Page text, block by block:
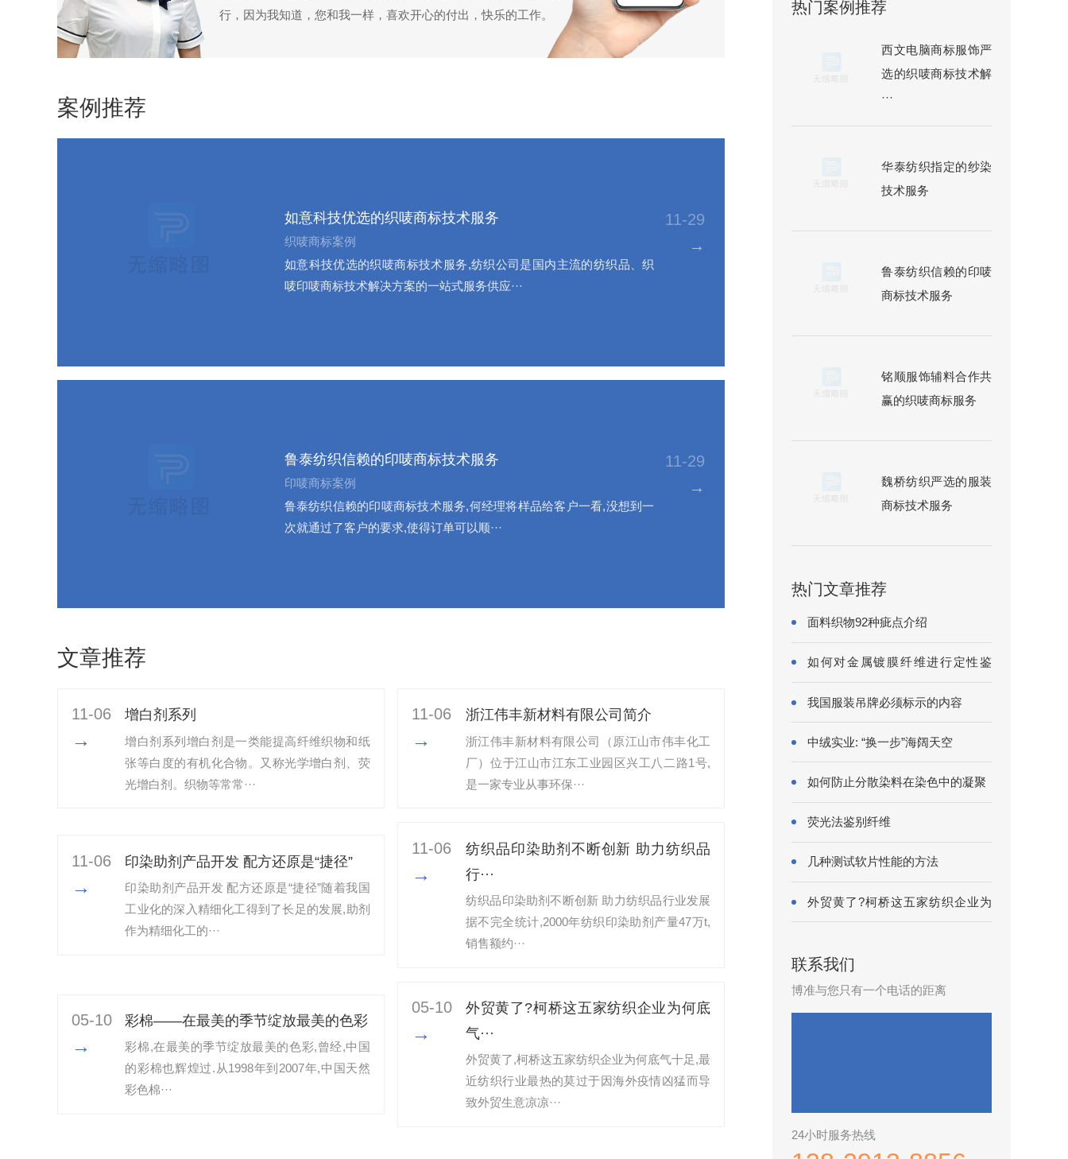
行，因为我知道，您和我一样，喜欢开心的付出，快乐的工作。
案例推荐
如意科技优选的织唛商标技术服务
织唛商标案例
如意科技优选的织唛商标技术服务,纺织公司是国内主流的纺织品、织
唛印唛商标技术解决方案的一站式服务供应···
11-29
→
鲁泰纺织信赖的印唛商标技术服务
印唛商标案例
鲁泰纺织信赖的印唛商标技术服务,何经理将样品给客户一看,没想到一
次就通过了客户的要求,使得订单可以顺···
11-29
→
文章推荐
11-06
→
增白剂系列
增白剂系列增白剂是一类能提高纤维织物和纸
张等白度的有机化合物。又称光学增白剂、荧
光增白剂。织物等常常···
11-06
→
浙江伟丰新材料有限公司简介
浙江伟丰新材料有限公司（原江山市伟丰化工
厂）位于江山市江东工业园区兴工八二路1号,
是一家专业从事环保···
11-06
→
印染助剂产品开发 配方还原是“捷径”
印染助剂产品开发 配方还原是“捷径”随着我国
工业化的深入精细化工得到了长足的发展,助剂
作为精细化工的···
11-06
→
纺织品印染助剂不断创新 助力纺织品
行···
纺织品印染助剂不断创新 助力纺织品行业发展
据不完全统计,2000年纺织印染助剂产量47万t,
销售额约···
05-10
→
彩棉——在最美的季节绽放最美的色彩
彩棉,在最美的季节绽放最美的色彩,曾经,中国
的彩棉也辉煌过.从1998年到2007年,中国天然
彩色棉···
05-10
→
外贸黄了?柯桥这五家纺织企业为何底
气···
外贸黄了,柯桥这五家纺织企业为何底气十足​,最
近纺织行业最热的莫过于因海外疫情凶猛而导
致外贸生意凉凉···
热门案例推荐
西文电脑商标服饰严
选的织唛商标技术解
···
华泰纺织指定的纱染
技术服务
鲁泰纺织信赖的印唛
商标技术服务
铭顺服饰辅料合作共
赢的织唛商标服务
魏桥纺织严选的服装
商标技术服务
热门文章推荐
面料织物92种疵点介绍
如何对金属镀膜纤维进行定性鉴
别?
我国服装吊牌必须标示的内容
中绒实业: “换一步”海阔天空
如何防止分散染料在染色中的凝聚
荧光法鉴别纤维
几种测试软片性能的方法
外贸黄了?柯桥这五家纺织企业为
何底气···
联系我们
博准与您只有一个电话的距离
24小时服务热线